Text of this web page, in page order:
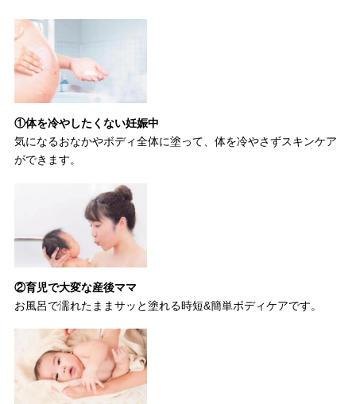
①体を冷やしたくない妊娠中
気になるおなかやボディ全体に塗って、体を冷やさずスキンケア
ができます。
②育児で大変な産後ママ
お風呂で濡れたままサッと塗れる時短&簡単ボディケアです。